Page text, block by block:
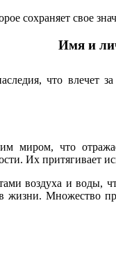
сохраняет свое
Имя и
что
миром, что
Их
воздуха и
Множество